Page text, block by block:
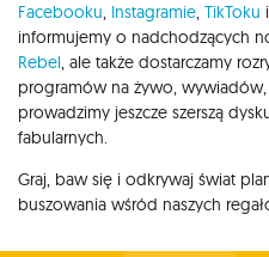
Facebooku, Instagramie, TikToku i
informujemy o nadchodzących
Rebel, ale także dostarczamy
programów na żywo,
prowadzimy jeszcze szerszą
fabularnych.
Graj, baw się i odkrywaj świat
buszowania wśród naszych